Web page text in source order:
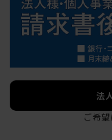
法
ご希望